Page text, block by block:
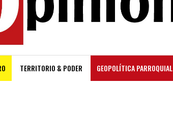
TERRITORIO & PODER GEOPOLÍTICA PARROQUIAL